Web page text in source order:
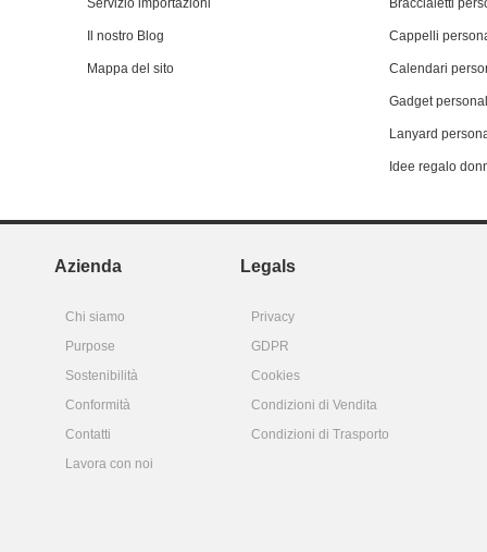
Servizio importazioni
Il nostro Blog
Mappa del sito
Braccialetti
Cappelli
Calendari
Gadget
Lanyard
Idee regalo
Azienda Legals
Chi siamo
Privacy
Purpose
GDPR
Sostenibilità
Cookies
Conformità
Condizioni di Vendita
Contatti
Condizioni di Trasporto
Lavora con noi